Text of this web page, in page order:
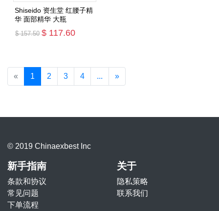
Shiseido 资生堂 红腰子精
华 面部精华 大瓶
$ 157.50 $ 117.60
« 1 2 3 4 ... »
© 2019 Chinaexbest Inc
新手指南
条款和协议
常见问题
下单流程
关于
隐私策略
联系我们